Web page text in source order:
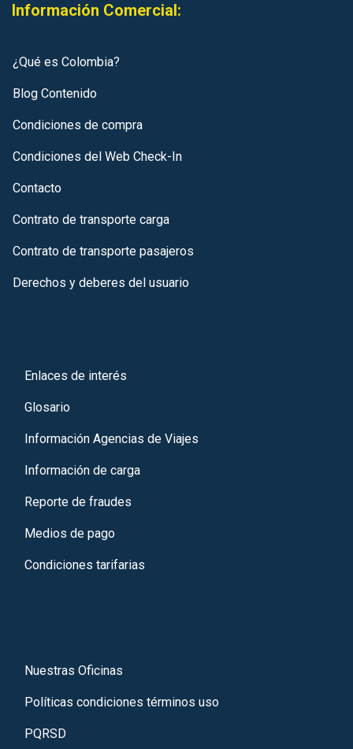
Información Comercial:
¿Qué es Colombia?
Blog Contenido
Condiciones de compra
Condiciones del Web Check-In
Contacto
Contrato de transporte carga
Contrato de transporte pasajeros
Derechos y deberes del usuario
Enlaces de interés
Glosario
Información Agencias de Viajes
Información de carga
Reporte de fraudes
Medios de pago
Condiciones tarifarias
Nuestras Oficinas
Políticas condiciones términos uso
PQRSD